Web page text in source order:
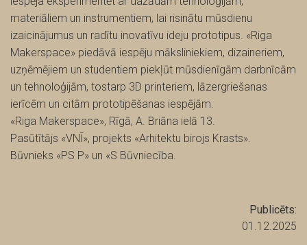
materiāliem un instrumentiem, lai risinātu mūsdienu
izaicinājumus un radītu inovatīvu ideju prototipus. «Riga
Makerspace» piedāvā iespēju māksliniekiem, dizaineriem,
uzņēmējiem un studentiem piekļūt mūsdienīgām darbnīcām
un tehnoloģijām, tostarp 3D printeriem, lāzergriešanas
ierīcēm un citām prototipēšanas iespējām.
«Riga Makerspace», Rīgā, A. Briāna ielā 13.
Pasūtītājs «VNĪ», projekts «Arhitektu birojs Krasts».
Būvnieks «PS P» un «S Būvniecība.
Publicēts:
01.12.2025